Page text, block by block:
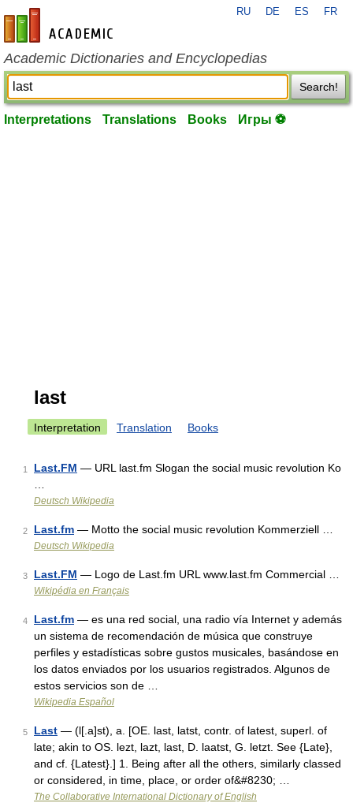
en-academic.com
RU DE ES FR
Academic Dictionaries and Encyclopedias
Search!
Interpretations Translations Books Игры ⚽
last
Interpretation Translation Books
1 Last.FM — URL last.fm Slogan the social music revolution Ko
Deutsch Wikipedia
2 Last.fm — Motto the social music revolution Kommerziell …
Deutsch Wikipedia
3 Last.FM — Logo de Last.fm URL www.last.fm Commercial …
Wikipédia en Français
4 Last.fm — es una red social, una radio vía Internet y además
un sistema de recomendación de música que construye
perfiles y estadísticas sobre gustos musicales, basándose en
los datos enviados por los usuarios registrados. Algunos de
estos servicios son de …
Wikipedia Español
5 Last — (l[.a]st), a. [OE. last, latst, contr. of latest, superl. of
late; akin to OS. lezt, lazt, last, D. laatst, G. letzt. See {Late},
and cf. {Latest}.] 1. Being after all the others, similarly classed
or considered, in time, place, or order of&#8230; …
The Collaborative International Dictionary of English